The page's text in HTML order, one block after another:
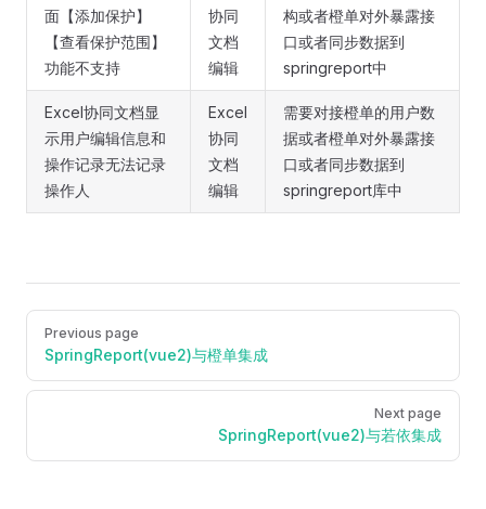
面【添加保护】
【查看保护范围】
功能不支持
协同
文档
编辑
构或者橙单对外暴露接
口或者同步数据到
springreport中
Excel协同文档显
示用户编辑信息和
操作记录无法记录
操作人
Excel
协同
文档
编辑
需要对接橙单的用户数
据或者橙单对外暴露接
口或者同步数据到
springreport库中
PagerPrevious page
SpringReport(vue2)与橙单集成
Next page
SpringReport(vue2)与若依集成